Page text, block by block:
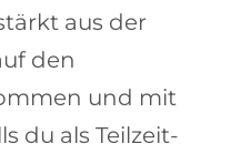
aus der
den
und mit
du als Teilzeit-